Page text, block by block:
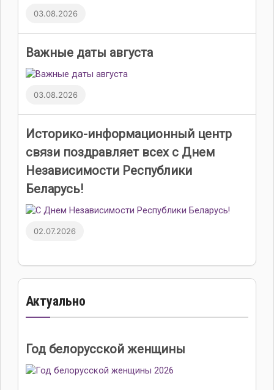
03.08.2026
Важные даты августа
03.08.2026
Историко-информационный центр
связи поздравляет всех с Днем
Независимости Республики
Беларусь!
02.07.2026
Актуально
Год белорусской женщины